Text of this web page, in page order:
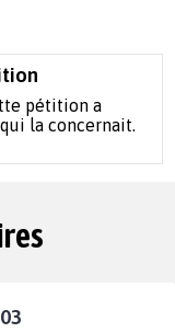
pétition a
la concernait.